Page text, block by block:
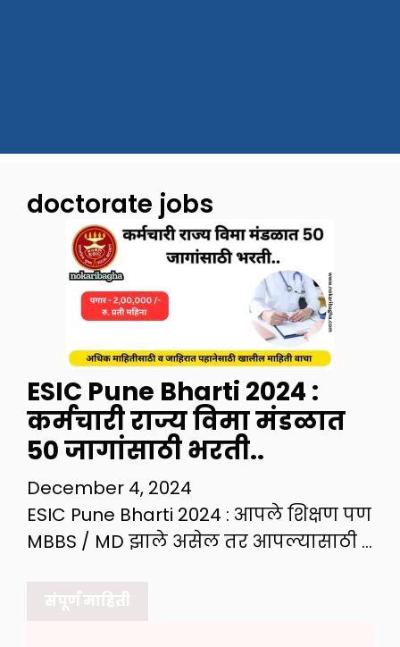
doctorate jobs
ESIC Pune Bharti 2024 :
कर्मचारी राज्य विमा मंडळात
50 जागांसाठी भरती..
December 4, 2024
ESIC Pune Bharti 2024 : आपले शिक्षण पण
MBBS / MD झाले असेल तर आपल्यासाठी …
संपूर्ण माहिती